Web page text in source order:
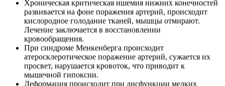
Хроническая критическая ишемия нижних конечностей
развивается на фоне поражения артерий, происходит
кислородное голодание тканей, мышцы отмирают.
Лечение заключается в восстановлении
кровообращения.
При синдроме Менкенберга происходит
атеросклеротическое поражение артерий, сужается их
просвет, нарушается кровоток, что приводит к
мышечной гипоксии.
Деформация происходит при дисфункции мелких